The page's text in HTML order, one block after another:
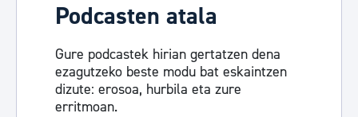
Podcasten atala
Gure podcastek hirian gertatzen dena
ezagutzeko beste modu bat eskaintzen
dizute: erosoa, hurbila eta zure
erritmoan.